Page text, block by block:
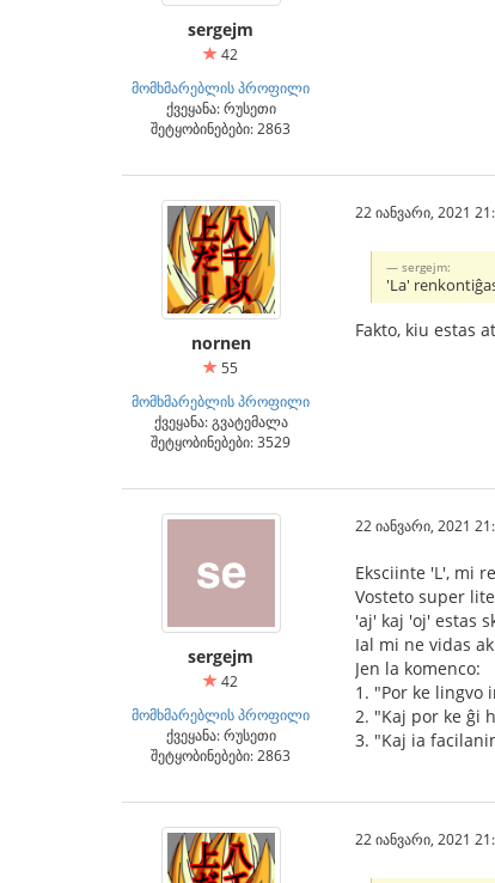
sergejm
42
მომხმარებლის პროფილი
ქვეყანა: რუსეთი
შეტყობინებები: 2863
nornen
55
მომხმარებლის პროფილი
ქვეყანა: გვატემალა
შეტყობინებები: 3529
22 იანვარი, 2021
sergejm:
'La'
Fakto, kiu estas
sergejm
42
მომხმარებლის პროფილი
ქვეყანა: რუსეთი
შეტყობინებები: 2863
22 იანვარი, 2021
Eksciinte 'L', mi
Vosteto super
'aj' kaj 'oj' estas
Ial mi ne vidas
Jen la komenco:
1. "Por ke lingvo
2. "Kaj por ke ĝi
3. "Kaj ia
22 იანვარი, 2021